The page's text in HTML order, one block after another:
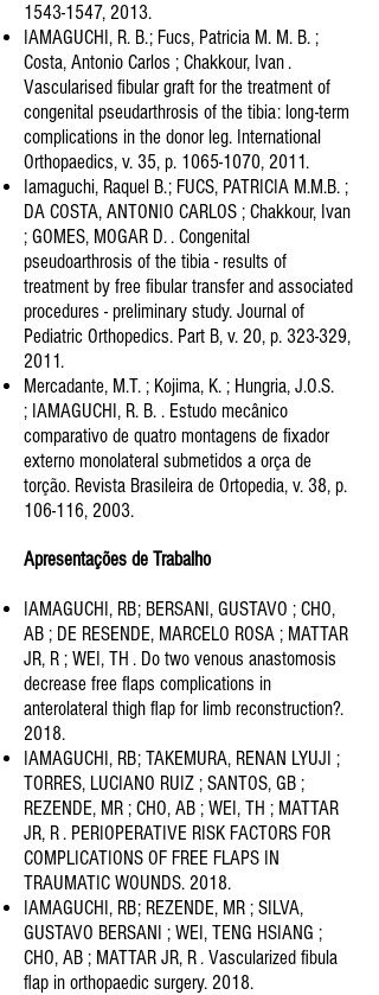
1543-1547, 2013.
IAMAGUCHI, R. B.; Fucs, Patricia M. M. B. ;
Costa, Antonio Carlos ; Chakkour, Ivan .
Vascularised fibular graft for the treatment of
congenital pseudarthrosis of the tibia: long-term
complications in the donor leg. International
Orthopaedics, v. 35, p. 1065-1070, 2011.
Iamaguchi, Raquel B.; FUCS, PATRICIA M.M.B. ;
DA COSTA, ANTONIO CARLOS ; Chakkour, Ivan
; GOMES, MOGAR D. . Congenital
pseudoarthrosis of the tibia - results of
treatment by free fibular transfer and associated
procedures - preliminary study. Journal of
Pediatric Orthopedics. Part B, v. 20, p. 323-329,
2011.
Mercadante, M.T. ; Kojima, K. ; Hungria, J.O.S.
; IAMAGUCHI, R. B. . Estudo mecânico
comparativo de quatro montagens de fixador
externo monolateral submetidos a orça de
torção. Revista Brasileira de Ortopedia, v. 38, p.
106-116, 2003.
Apresentações de Trabalho
IAMAGUCHI, RB; BERSANI, GUSTAVO ; CHO,
AB ; DE RESENDE, MARCELO ROSA ; MATTAR
JR, R ; WEI, TH . Do two venous anastomosis
decrease free flaps complications in
anterolateral thigh flap for limb reconstruction?.
2018.
IAMAGUCHI, RB; TAKEMURA, RENAN LYUJI ;
TORRES, LUCIANO RUIZ ; SANTOS, GB ;
REZENDE, MR ; CHO, AB ; WEI, TH ; MATTAR
JR, R . PERIOPERATIVE RISK FACTORS FOR
COMPLICATIONS OF FREE FLAPS IN
TRAUMATIC WOUNDS. 2018.
IAMAGUCHI, RB; REZENDE, MR ; SILVA,
GUSTAVO BERSANI ; WEI, TENG HSIANG ;
CHO, AB ; MATTAR JR, R . Vascularized fibula
flap in orthopaedic surgery. 2018.